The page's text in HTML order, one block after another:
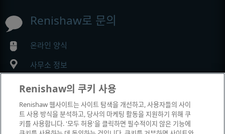
Renishaw로 문의
온라인 양식
사무소 정보
MyRenishaw
온라인 구매
Renishaw의 쿠키 사용
Renishaw 웹사이트는 사이트 탐색을 개선하고, 사용자들의 사이
트 사용 방식을 분석하고, 당사의 마케팅 활동을 지원하기 위해 쿠
키를 사용합니다. '모두 허용'을 클릭하면 필수적이지 않은 기능에